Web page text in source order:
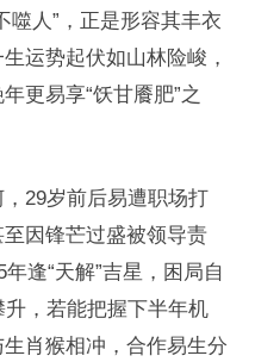
噬人”，正是形容其丰衣
运势起伏如山林险峻，
更易享“饫甘餍肥”之
29岁前后易遭职场打
因锋芒过盛被领导责
逢“天解”吉星，困局自
，若能把握下半年机
肖猴相冲，合作易生分